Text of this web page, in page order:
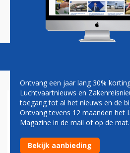
Magazine Podcasts
KLM ONTVANGT
VOORLAATSTE
DREAMLINER
Ontvang een jaar lang 30%
Luchtvaartnieuws en
toegang tot al het nieuws en de
Ontvang tevens 12 maanden het
Magazine in de mail of op de mat.
Bekijk aanbieding